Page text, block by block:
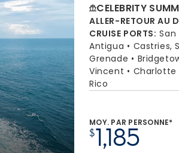
CELEBRITY
ALLER-RETOUR AU
CRUISE PORTS: San
Antigua
Castries,
Grenade
Vincent
Charlotte
Rico
MOY. PAR PERSONNE*
$1,185